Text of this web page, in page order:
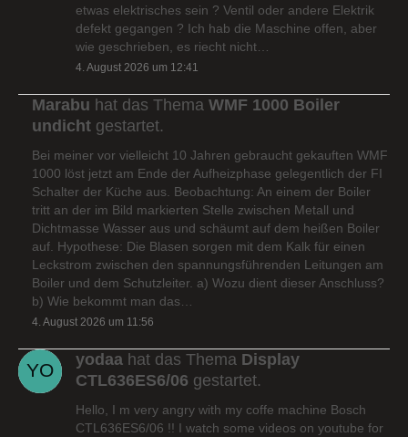
etwas elektrisches sein ? Ventil oder andere Elektrik
defekt gegangen ? Ich hab die Maschine offen, aber
wie geschrieben, es riecht nicht…
4. August 2026 um 12:41
Marabu hat das Thema WMF 1000 Boiler
undicht gestartet.
Bei meiner vor vielleicht 10 Jahren gebraucht gekauften WMF
1000 löst jetzt am Ende der Aufheizphase gelegentlich der FI
Schalter der Küche aus. Beobachtung: An einem der Boiler
tritt an der im Bild markierten Stelle zwischen Metall und
Dichtmasse Wasser aus und schäumt auf dem heißen Boiler
auf. Hypothese: Die Blasen sorgen mit dem Kalk für einen
Leckstrom zwischen den spannungsführenden Leitungen am
Boiler und dem Schutzleiter. a) Wozu dient dieser Anschluss?
b) Wie bekommt man das…
4. August 2026 um 11:56
yodaa hat das Thema Display
CTL636ES6/06 gestartet.
Hello, I m very angry with my coffe machine Bosch
CTL636ES6/06 !! I watch some videos on youtube for